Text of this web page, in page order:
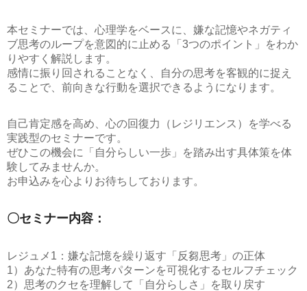
本セミナーでは、心理学をベースに、嫌な記憶やネガティ
ブ思考のループを意図的に止める「3つのポイント」をわか
りやすく解説します。
感情に振り回されることなく、自分の思考を客観的に捉え
ることで、前向きな行動を選択できるようになります。
自己肯定感を高め、心の回復力（レジリエンス）を学べる
実践型のセミナーです。
ぜひこの機会に「自分らしい一歩」を踏み出す具体策を体
験してみませんか。
お申込みを心よりお待ちしております。
〇セミナー内容：
レジュメ1：嫌な記憶を繰り返す「反芻思考」の正体
1）あなた特有の思考パターンを可視化するセルフチェック
2）思考のクセを理解して「自分らしさ」を取り戻す